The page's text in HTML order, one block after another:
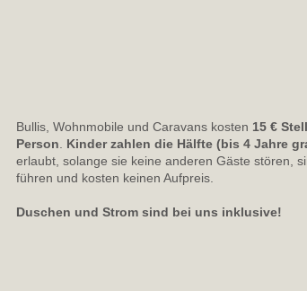
Bullis, Wohnmobile und Caravans kosten 15 €
Person
Kinder zahlen die Hälfte (bis 4 Jahre
erlaubt, solange sie keine anderen Gäste stören,
führen und kosten keinen Aufpreis.
Duschen und Strom sind bei uns inklusive!